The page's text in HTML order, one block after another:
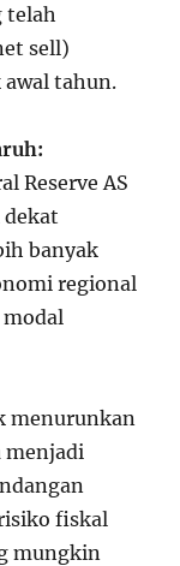
telah
sell)
awal tahun.
Reserve AS
dekat
banyak
regional
menurunkan
menjadi
fiskal
mungkin